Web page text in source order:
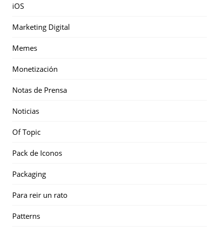
iOS
Marketing Digital
Memes
Monetización
Notas de Prensa
Noticias
Of Topic
Pack de Iconos
Packaging
Para reir un rato
Patterns